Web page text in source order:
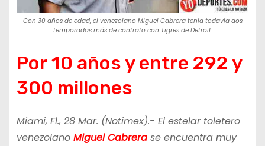
Con 30 años de edad, el venezolano Miguel Cabrera tenía todavía dos
temporadas más de contrato con Tigres de Detroit.
Por 10 años y entre 292 y
300 millones
Miami, Fl., 28 Mar. (Notimex).- El estelar toletero
venezolano Miguel Cabrerase encuentra muy